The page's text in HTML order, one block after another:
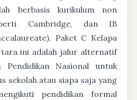
berbasis kurikulum non
Cambridge, dan IB
Paket C Kelapa
ini adalah jalur alternatif
Pendidikan Nasional untuk
sekolah atau siapa saja yang
pendidikan formal